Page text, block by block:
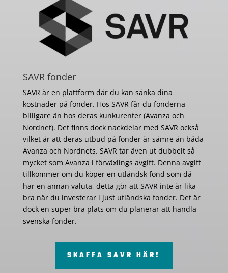
SAVR fonder
SAVR är en plattform där du kan sänka dina
kostnader på fonder. Hos SAVR får du fonderna
billigare än hos deras kunkurenter (Avanza och
Nordnet). Det finns dock nackdelar med SAVR också
vilket är att deras utbud på fonder är sämre än båda
Avanza och Nordnets. SAVR tar även ut dubbelt så
mycket som Avanza i förväxlings avgift. Denna avgift
tillkommer om du köper en utländsk fond som då
har en annan valuta, detta gör att SAVR inte är lika
bra när du investerar i just utländska fonder. Det är
dock en super bra plats om du planerar att handla
svenska fonder.
SKAFFA SAVR HÄR!